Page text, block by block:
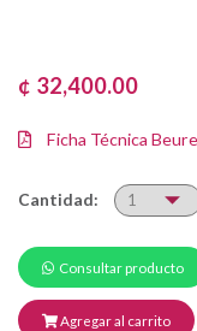
¢ 32,400.00
Ficha Técnica
Cantidad:
Consultar producto
Agregar al carrito